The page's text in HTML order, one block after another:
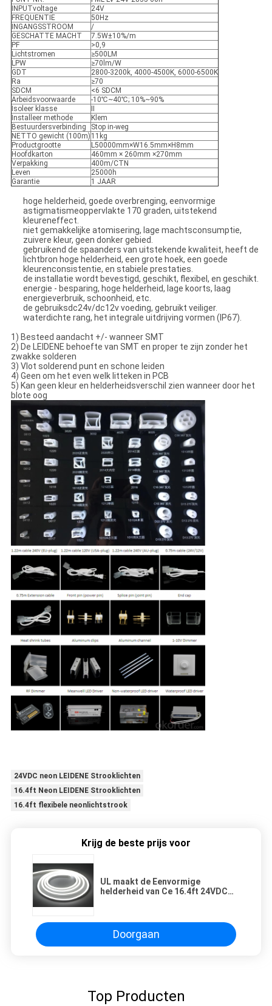
INPUTvoltage
24V
FREQUENTIE
50Hz
INGANGSSTROOM
/
GESCHATTE MACHT
7.5W±10%/m
PF
>0,9
Lichtstromen
≥500LM
LPW
≥70lm/W
GDT
2800-3200k, 4000-4500K, 6000-6500K
Ra
≥70
SDCM
<6 SDCM
Arbeidsvoorwaarde
-10℃~40℃; 10%~90%
Isoleer klasse
Installeer methode
Klem
Bestuurdersverbinding
Stop in-weg
NETTO gewicht (100m) 11kg
Productgrootte
L50000mm×W16.5mm×H8mm
Hoofdkarton
460mm × 260mm ×270mm
Verpakking
400m/CTN
Leven
25000h
Garantie
1 JAAR
hoge helderheid, goede overbrenging, eenvormige
astigmatismeoppervlakte 170 graden, uitstekend
kleureneffect.
niet gemakkelijke atomisering, lage machtsconsumptie,
zuivere kleur, geen donker gebied.
gebruikend de spaanders van uitstekende kwaliteit, heeft de
lichtbron hoge helderheid, een grote hoek, een goede
kleurenconsistentie, en stabiele prestaties.
de installatie wordt bevestigd, geschikt, flexibel, en geschikt.
energie - besparing, hoge helderheid, lage koorts, laag
energieverbruik, schoonheid, etc.
de gebruiksdc24v/dc12v voeding, gebruikt veiliger.
waterdichte rang, het integrale uitdrijving vormen (IP67).
1) Besteed aandacht +/- wanneer SMT
2) De LEIDENE behoefte van SMT en proper te zijn zonder het
zwakke solderen
3) Vlot solderend punt en schone leiden
4) Geen om het even welk litteken in PCB
5) Kan geen kleur en helderheidsverschil zien wanneer door het
blote oog
24VDC neon LEIDENE Strooklichten
16.4ft Neon LEIDENE Strooklichten
16.4ft flexibele neonlichtstrook
Krijg de beste prijs voor
UL maakt de Eenvormige
helderheid van Ce 16.4ft 24VDC
Doorgaan
Top Producten